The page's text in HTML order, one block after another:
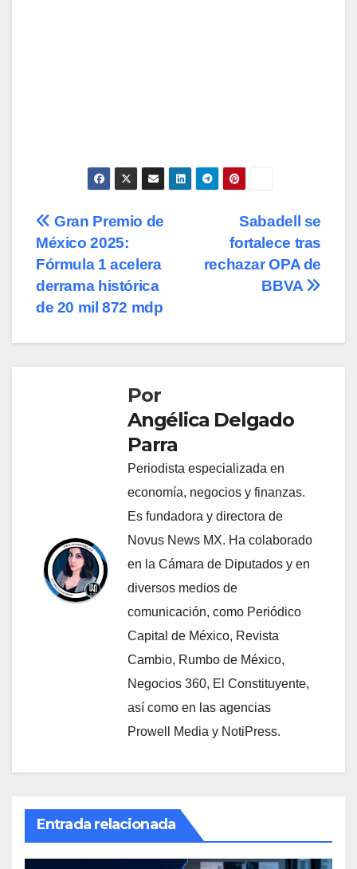
Navegación
de
entradas
Sabadell se
fortalece tras
rechazar OPA de
BBVA
Gran Premio de
México 2025:
Fórmula 1 acelera
derrama histórica
de 20 mil 872 mdp
Por
Angélica Delgado
Parra
Periodista especializada en
economía, negocios y finanzas.
Es fundadora y directora de
Novus News MX. Ha colaborado
en la Cámara de Diputados y en
diversos medios de
comunicación, como Periódico
Capital de México, Revista
Cambio, Rumbo de México,
Negocios 360, El Constituyente,
así como en las agencias
Prowell Media y NotiPress.
Entrada relacionada